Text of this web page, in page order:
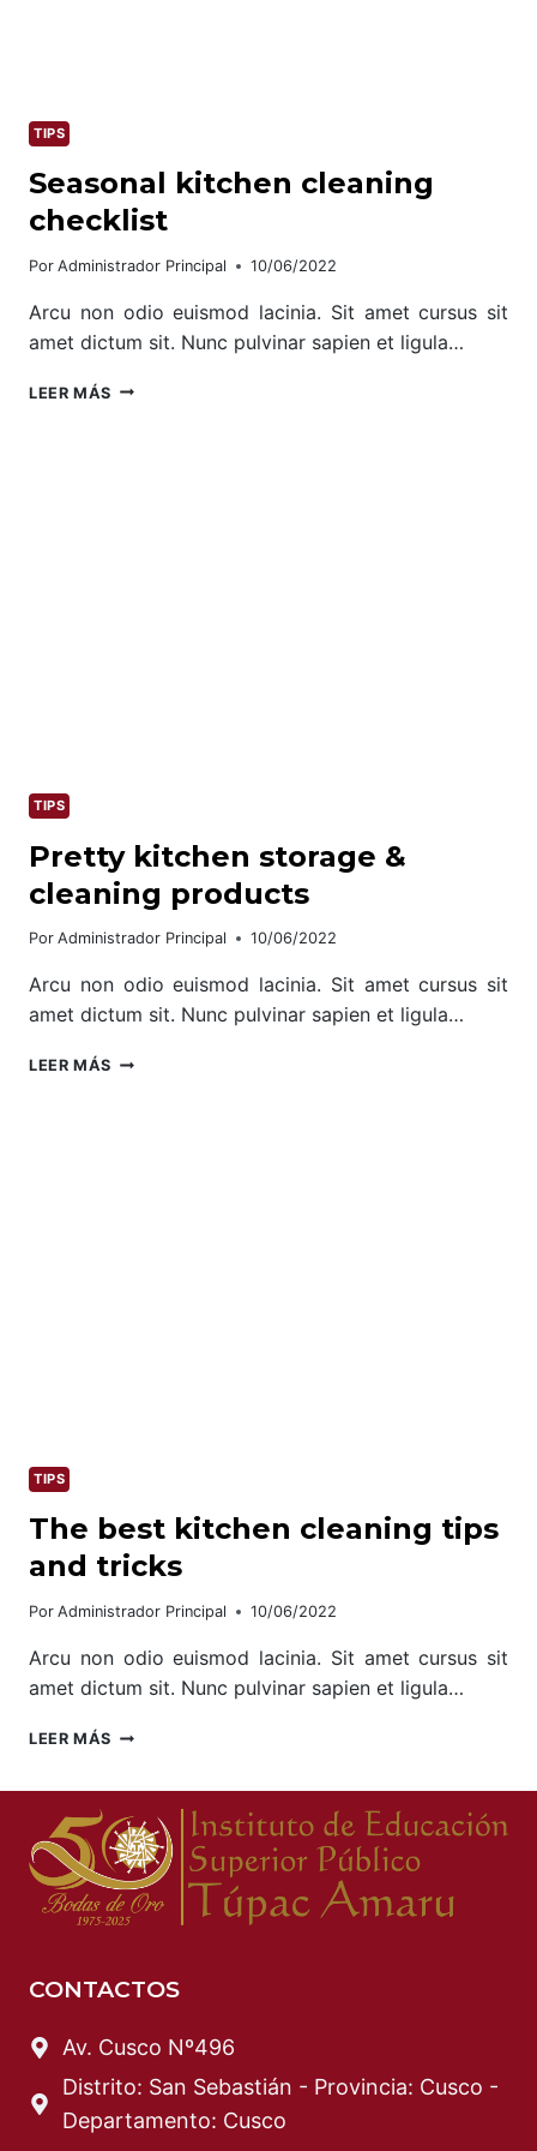
TIPS
Seasonal kitchen cleaning
checklist
Por Administrador Principal 10/06/2022
Arcu non odio euismod lacinia. Sit amet cursus sit
amet dictum sit. Nunc pulvinar sapien et ligula…
LEER MÁS SEASONAL
TIPS
Pretty kitchen storage &
cleaning products
Por Administrador Principal 10/06/2022
Arcu non odio euismod lacinia. Sit amet cursus sit
amet dictum sit. Nunc pulvinar sapien et ligula…
LEER MÁS PRETTY
TIPS
The best kitchen cleaning tips
and tricks
Por Administrador Principal 10/06/2022
Arcu non odio euismod lacinia. Sit amet cursus sit
amet dictum sit. Nunc pulvinar sapien et ligula…
LEER MÁS THE
TIPS
AND
TRICKS
CONTACTOS
Av. Cusco Nº496
Distrito: San Sebastián - Provincia: Cusco -
Departamento: Cusco